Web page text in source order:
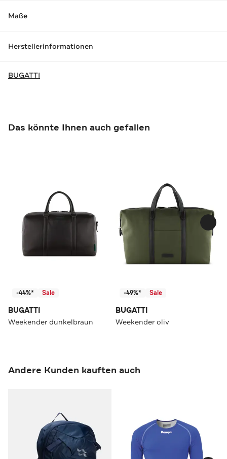
Maße
Herstellerinformationen
BUGATTI
Das könnte Ihnen auch gefallen
-44%* Sale
BUGATTI
Weekender dunkelbraun
-49%* Sale
BUGATTI
Weekender oliv
Andere Kunden kauften auch